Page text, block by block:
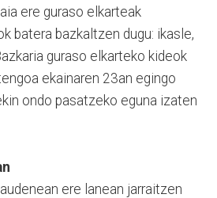
ere guraso elkarteak
batera bazkaltzen dugu: ikasle,
guraso elkarteko kideok
ekainaren 23an egingo
ondo pasatzeko eguna izaten
ere lanean jarraitzen